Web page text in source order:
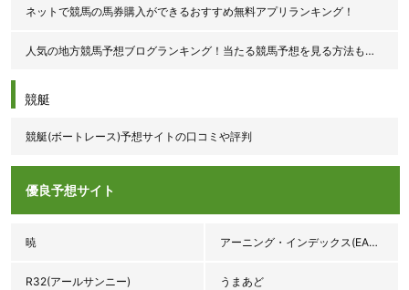
ネットで競馬の馬券購入ができるおすすめ無料アプリランキング！
人気の地方競馬予想ブログランキング！当たる競馬予想を見る方法も紹介！
競艇
競艇(ボートレース)予想サイトの口コミや評判
優良予想サイト
暁 アーニング・インデックス(EARNINGS INDEX♯3.92)
R32(アールサンニー) うまあど